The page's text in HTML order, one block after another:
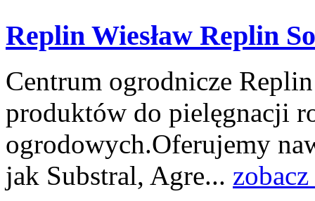
Replin Wiesław Replin
Centrum ogrodnicze
produktów do pielęgnacji
ogrodowych.Oferujemy
jak Substral, Agre... zobacz